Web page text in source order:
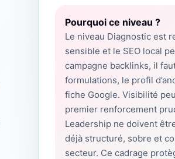
Pourquoi ce niveau ?
Le niveau Diagnostic est
sensible et le SEO local
campagne backlinks, il
formulations, le profil
fiche Google. Visibilité
premier renforcement
Leadership ne doivent
déjà structuré, sobre et
secteur. Ce cadrage